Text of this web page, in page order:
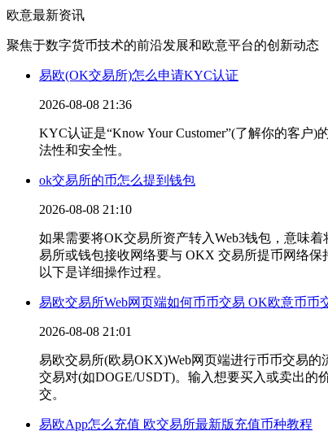
欧意最新资讯
聚焦于数字货币技术的前沿发展和欧意平台的创新动态
易欧(OK交易所)怎么申请KYC认证
2026-08-08 21:36
KYC认证是“Know Your Customer”(了解你的客
法性和安全性。
ok交易所的币怎么提到钱包
2026-08-08 21:10
如果需要将OK交易所资产转入Web3钱包，意味
易所或钱包接收网络要与 OKX 交易所提币网络
以下是详细操作过程。
易欧交易所Web网页端如何币币交易 OK欧意币币
2026-08-08 21:01
易欧交易所(欧易OKX)Web网页端进行币币交易
交易对(如DOGE/USDT)。输入想要买入或卖出
交。
易欧App怎么充值 欧交易所最新版充值币种教程